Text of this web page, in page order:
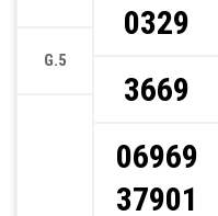
G.5
0329
3669
06969
37901